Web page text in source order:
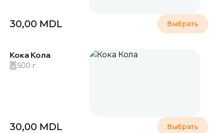
30,00 MDL Выбрать
Кока Кола
500 г
30,00 MDL Выбрать